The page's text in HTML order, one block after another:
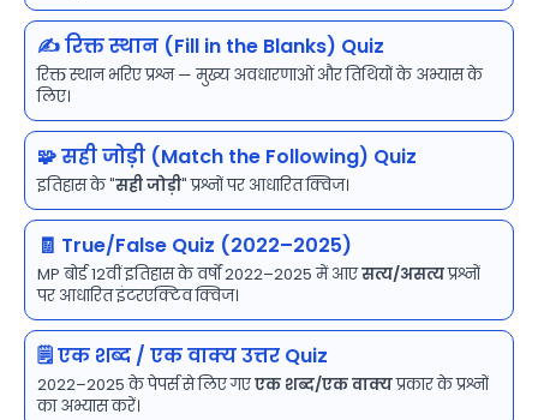
✍️ रिक्त स्थान (Fill in the Blanks) Quiz
रिक्त स्थान भरिए प्रश्न — मुख्य अवधारणाओं और तिथियों के अभ्यास के
लिए।
🧩 सही जोड़ी (Match the Following) Quiz
इतिहास के "सही जोड़ी" प्रश्नों पर आधारित क्विज।
🧾 True/False Quiz (2022–2025)
MP बोर्ड 12वीं इतिहास के वर्षों 2022–2025 में आएसत्य/असत्यप्रश्नों
पर आधारित इंटरएक्टिव क्विज।
🗒️ एक शब्द / एक वाक्य उत्तर Quiz
2022–2025 के पेपर्स से लिए गएएक शब्द/एक वाक्यप्रकार के प्रश्नों
का अभ्यास करें।